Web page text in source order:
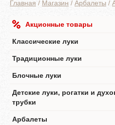
Главная / Магазин / Арбалеты /
Акционные товары
Классические луки
Традиционные луки
Блочные луки
Детские луки, рогатки и
трубки
Арбалеты